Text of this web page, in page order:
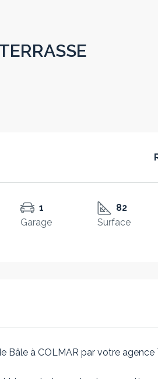
1
Garage
82
Surface
Bâle à COLMAR par votre agence